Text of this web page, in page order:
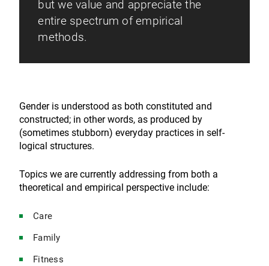
but we value and appreciate the
entire spectrum of empirical
methods.
Gender is understood as both constituted and
constructed; in other words, as produced by
(sometimes stubborn) everyday practices in self-
logical structures.
Topics we are currently addressing from both a
theoretical and empirical perspective include:
Care
Family
Fitness